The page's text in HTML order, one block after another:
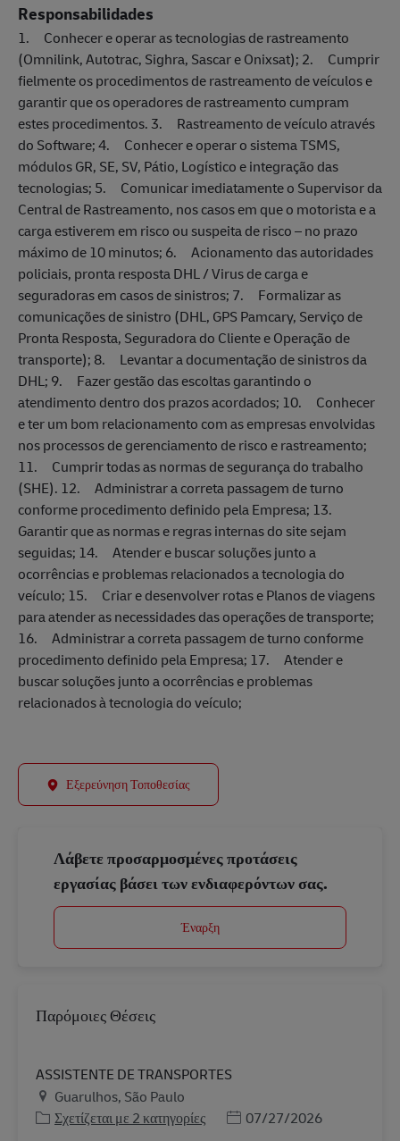
Responsabilidades
1. Conhecer e operar as tecnologias de rastreamento
(Omnilink, Autotrac, Sighra, Sascar e Onixsat); 2. Cumprir
fielmente os procedimentos de rastreamento de veículos e
garantir que os operadores de rastreamento cumpram
estes procedimentos. 3. Rastreamento de veículo através
do Software; 4. Conhecer e operar o sistema TSMS,
módulos GR, SE, SV, Pátio, Logístico e integração das
tecnologias; 5. Comunicar imediatamente o Supervisor da
Central de Rastreamento, nos casos em que o motorista e a
carga estiverem em risco ou suspeita de risco – no prazo
máximo de 10 minutos; 6. Acionamento das autoridades
policiais, pronta resposta DHL / Virus de carga e
seguradoras em casos de sinistros; 7. Formalizar as
comunicações de sinistro (DHL, GPS Pamcary, Serviço de
Pronta Resposta, Seguradora do Cliente e Operação de
transporte); 8. Levantar a documentação de sinistros da
DHL; 9. Fazer gestão das escoltas garantindo o
atendimento dentro dos prazos acordados; 10. Conhecer
e ter um bom relacionamento com as empresas envolvidas
nos processos de gerenciamento de risco e rastreamento;
11. Cumprir todas as normas de segurança do trabalho
(SHE). 12. Administrar a correta passagem de turno
conforme procedimento definido pela Empresa; 13.
Garantir que as normas e regras internas do site sejam
seguidas; 14. Atender e buscar soluções junto a
ocorrências e problemas relacionados a tecnologia do
veículo; 15. Criar e desenvolver rotas e Planos de viagens
para atender as necessidades das operações de transporte;
16. Administrar a correta passagem de turno conforme
procedimento definido pela Empresa; 17. Atender e
buscar soluções junto a ocorrências e problemas
relacionados à tecnologia do veículo;
Εξερεύνηση Τοποθεσίας
Λάβετε προσαρμοσμένες προτάσεις
εργασίας βάσει των ενδιαφερόντων σας.
Έναρξη
Παρόμοιες Θέσεις
ASSISTENTE DE TRANSPORTES
Τοποθεσία
Guarulhos, São Paulo
Σχετίζεται με 2 κατηγορίες
Ημερομηνία Ανάρτησης
07/27/2026